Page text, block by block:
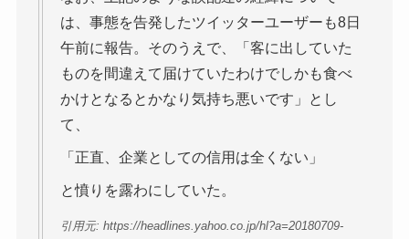
は、事態を告発したツイッターユーザーも8日
午前に報告。そのうえで、「客に出していた
ものを間違えて届けていたわけでしかも食べ
かけとなるとかなり気持ち悪いです」とし
て、
「正直、企業としての信用は全くない」
と憤りを露わにしていた。
引用元: https://headlines.yahoo.co.jp/hl?a=20180709-